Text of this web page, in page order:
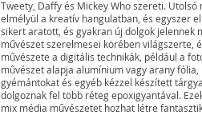
Tweety, Daffy és Mickey Who szereti.
elmélyül a kreatív hangulatban, és egyszer
sikert aratott, és gyakran új dolgok jelennek
művészet szerelmesei körében világszerte,
művészete a digitális technikák, például a
művészet alapja alumínium vagy arany
gyémántokat és egyéb kézzel készített
dolgoznak fel több réteg epoxigyantával.
mix média művészetet hozhat létre